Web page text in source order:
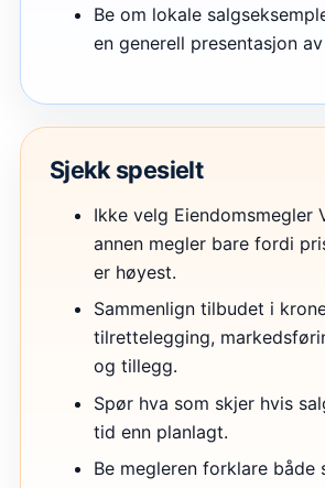
Be om lokale
en generell presentasjon
Sjekk spesielt
Ikke velg Eiendomsmegler
annen megler bare fordi
er høyest.
Sammenlign tilbudet i
tilrettelegging,
og tillegg.
Spør hva som skjer hvis
tid enn planlagt.
Be megleren forklare både